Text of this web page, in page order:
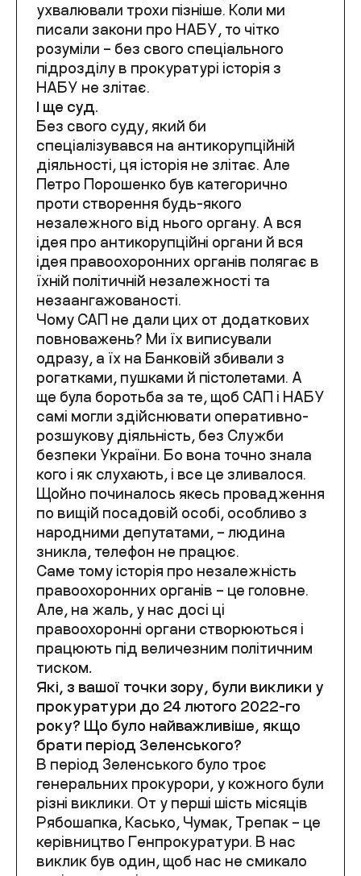
ухвалювали трохи пізніше. Коли ми
писали закони про НАБУ, то чітко
розуміли – без свого спеціального
підрозділу в прокуратурі історія з
НАБУ не злітає.
І ще суд.
Без свого суду, який би
спеціалізувався на антикорупційній
діяльності, ця історія не злітає. Але
Петро Порошенко був категорично
проти створення будь-якого
незалежного від нього органу. А вся
ідея про антикорупційні органи й вся
ідея правоохоронних органів полягає в
їхній політичній незалежності та
незаангажованості.
Чому САП не дали цих от додаткових
повноважень? Ми їх виписували
одразу, а їх на Банковій збивали з
рогатками, пушками й пістолетами. А
ще була боротьба за те, щоб САП і НАБУ
самі могли здійснювати оперативно-
розшукову діяльність, без Служби
безпеки України. Бо вона точно знала
кого і як слухають, і все це зливалося.
Щойно починалось якесь провадження
по вищій посадовій особі, особливо з
народними депутатами, – людина
зникла, телефон не працює.
Саме тому історія про незалежність
правоохоронних органів – це головне.
Але, на жаль, у нас досі ці
правоохоронні органи створюються і
працюють під величезним політичним
тиском.
Які, з вашої точки зору, були виклики у
прокуратури до 24 лютого 2022-го
року? Що було найважливіше, якщо
брати період Зеленського?
В період Зеленського було троє
генеральних прокурори, у кожного були
різні виклики. От у перші шість місяців
Рябошапка, Касько, Чумак, Трепак – це
керівництво Генпрокуратури. В нас
виклик був один, щоб нас не смикало